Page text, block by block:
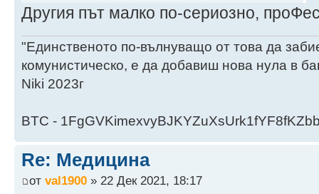
Другия път малко по-сериозно,
"Единственото по-вълнуващо от това да
комунистическо, е да добавиш нова нула в
Niki 2023г
BTC -
Re: Медицина
от val1900 » 22 Дек 2021, 18:17